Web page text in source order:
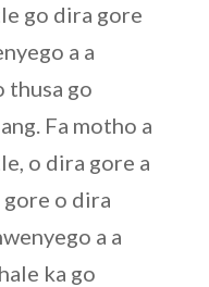
go dira gore
a a
thusa go
Fa motho a
o dira gore a
o dira
a a
ka go